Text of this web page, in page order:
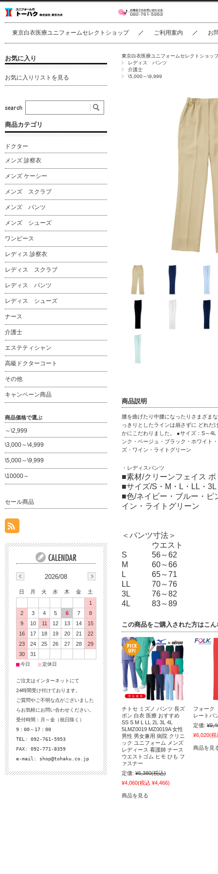
東京白衣医療ユニフォームセレクトショップ ご利用案内 お
東京白衣医療ユニフォームセレクトショッ
レディス パンツ
介護士
\5,000～\9,999
商品説明
腰を曲げたり中腰になったりさまざま
っきりとしたラインは崩さずに どれだ
かにこだわりました。 ●サイズ：S～
ンク・ベージュ・ブラック・ホワイト
ズ・ワイン・ライトグリーン
・レディスパンツ
■素材/クリーンフェイス
■サイズ/S・M・L・LL・
■色/ネイビー・ブルー・ピ
イン・ライトグリーン
＜パンツ寸法＞
ウエスト
S
56～62
M
60～66
L
65～71
LL
70～76
3L
76～82
4L
83～89
この商品をご購入された方はこ
チトセ ミズノ パンツ 長ズ
ボン 白衣 医療 おすすめ
SS S M L LL 2L 3L 4L
5LMZ0019 MZ0019A 女性
男性 男女兼用 病院 クリニ
ック ユニフォーム メンズ
レディース 看護師 ナース
ウエストゴム ヒモ ひも フ
ァスナー
定価: ¥6,380(税込)
¥4,060(税込 ¥4,466)
商品を見る
フォーク
レートパ
定価:
¥6,020(税
商品を見
お気に入り
お気に入りリストを見る
商品カテゴリ
ドクター
メンズ 診察衣
メンズ ケーシー
メンズ スクラブ
メンズ パンツ
メンズ シューズ
ワンピース
レディス 診察衣
レディス スクラブ
レディス パンツ
レディス シューズ
ナース
介護士
エステティシャン
高級ドクターコート
その他
キャンペーン商品
商品価格で選ぶ
～\2,999
\3,000～\4,999
\5,000～\9,999
\10000～
セール商品
2026/08
日 月 火 水 木 金
土
1
2
3 4 5 6 7
8
9
10 11 12 13 14
15
16
17 18 19 20 21
22
23
24 25 26 27 28
29
30
31
■今日 ■定休日
ご注文はインターネットにて
24時間受け付けております。
ご質問やご不明な点がございました
らお気軽にお問い合わせください。
受付時間：月～金（祝日除く）
9：00～17：00
TEL: 092-761-5953
FAX: 092-771-8359
e-mail: shop@tohaku.co.jp